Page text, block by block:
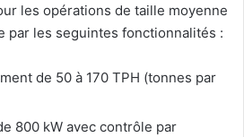
les opérations de taille moyenne
par les seguintes fonctionnalités :
de 50 à 170 TPH (tonnes par
800 kW avec contrôle par